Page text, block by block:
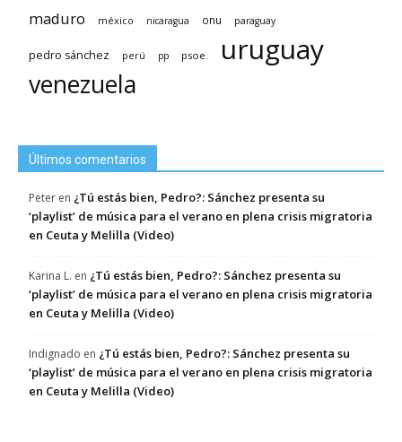
maduro méxico nicaragua onu paraguay
pedro sánchez perú pp psoe. uruguay
venezuela
Últimos comentarios
Peter en ¿Tú estás bien, Pedro?: Sánchez presenta su
‘playlist’ de música para el verano en plena crisis migratoria
en Ceuta y Melilla (Video)
Karina L. en ¿Tú estás bien, Pedro?: Sánchez presenta su
‘playlist’ de música para el verano en plena crisis migratoria
en Ceuta y Melilla (Video)
Indignado en ¿Tú estás bien, Pedro?: Sánchez presenta su
‘playlist’ de música para el verano en plena crisis migratoria
en Ceuta y Melilla (Video)